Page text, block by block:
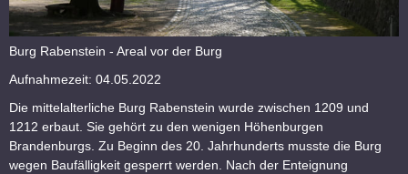
Burg Rabenstein - Areal vor der Burg
Aufnahmezeit: 04.05.2022
Die mittelalterliche Burg Rabenstein wurde zwischen 1209 und
1212 erbaut. Sie gehört zu den wenigen Höhenburgen
Brandenburgs. Zu Beginn des 20. Jahrhunderts musste die Burg
wegen Baufälligkeit gesperrt werden. Nach der Enteignung